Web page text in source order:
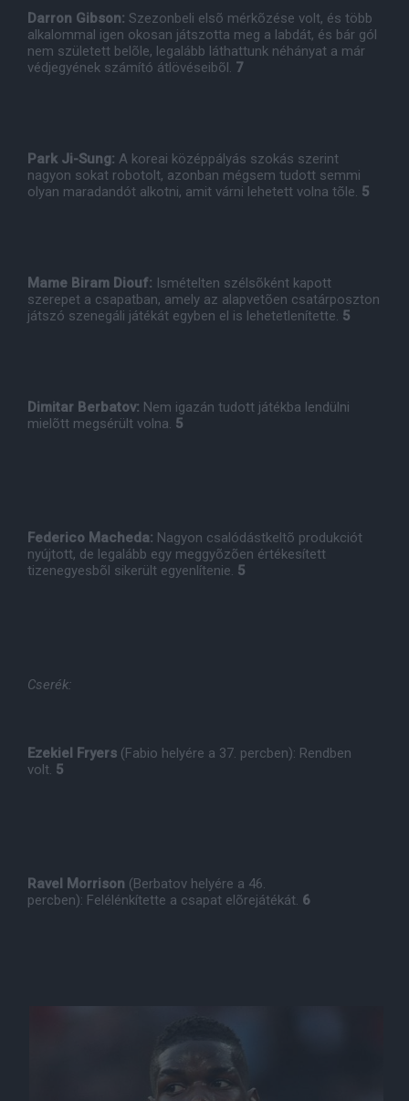
Darron Gibson: Szezonbeli elsõ mérkõzése volt, és több
alkalommal igen okosan játszotta meg a labdát, és bár gól
nem született belõle, legalább láthattunk néhányat a már
védjegyének számító átlövéseibõl. 7
Park Ji-Sung: A koreai középpályás szokás szerint
nagyon sokat robotolt, azonban mégsem tudott semmi
olyan maradandót alkotni, amit várni lehetett volna tõle. 5
Mame Biram Diouf: Ismételten szélsõként kapott
szerepet a csapatban, amely az alapvetõen csatárposzton
játszó szenegáli játékát egyben el is lehetetlenítette. 5
Dimitar Berbatov: Nem igazán tudott játékba lendülni
mielõtt megsérült volna. 5
Federico Macheda: Nagyon csalódástkeltõ produkciót
nyújtott, de legalább egy meggyõzõen értékesített
tizenegyesbõl sikerült egyenlítenie. 5
Cserék:
Ezekiel Fryers (Fabio helyére a 37. percben): Rendben
volt. 5
Ravel Morrison (Berbatov helyére a 46.
percben): Felélénkítette a csapat elõrejátékát. 6